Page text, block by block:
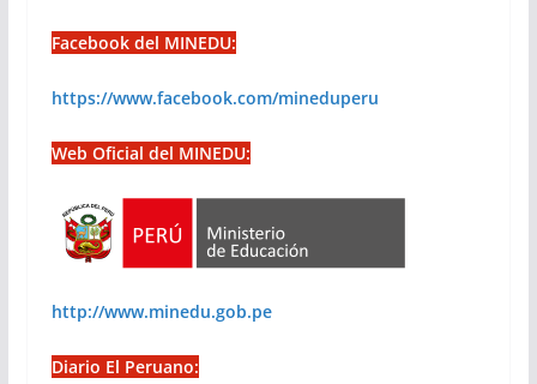
Facebook del MINEDU:
https://www.facebook.com/mineduperu
Web Oficial del MINEDU:
http://www.minedu.gob.pe
Diario El Peruano: